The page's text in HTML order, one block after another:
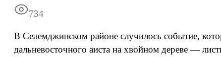
Информация
734
В Селемджинском районе случилось событие,
дальневосточного аиста на хвойном дереве —